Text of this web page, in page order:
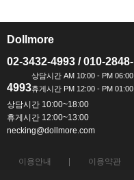
Dollmore
02-3432-4993 / 010-2848-
4993
상담시간 10:00~18:00
휴게시간 12:00~13:00
necking@dollmore.com
이용안내 이용약관